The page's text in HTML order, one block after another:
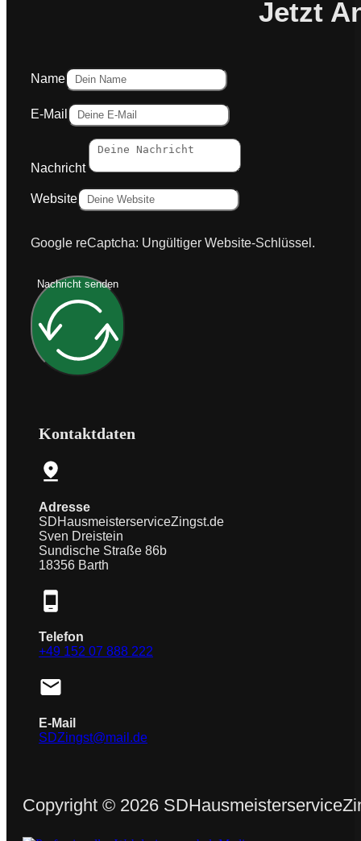
Jetzt
Name
E-Mail
Nachricht
Website
Google reCaptcha: Ungültiger Website-Schlüssel.
Nachricht senden
Kontaktdaten
Adresse
SDHausmeisterserviceZingst.de
Sven Dreistein
Sundische Straße 86b
18356 Barth
Telefon
+49 152 07 888 222
E-Mail
SDZingst@mail.de
Copyright © 2026